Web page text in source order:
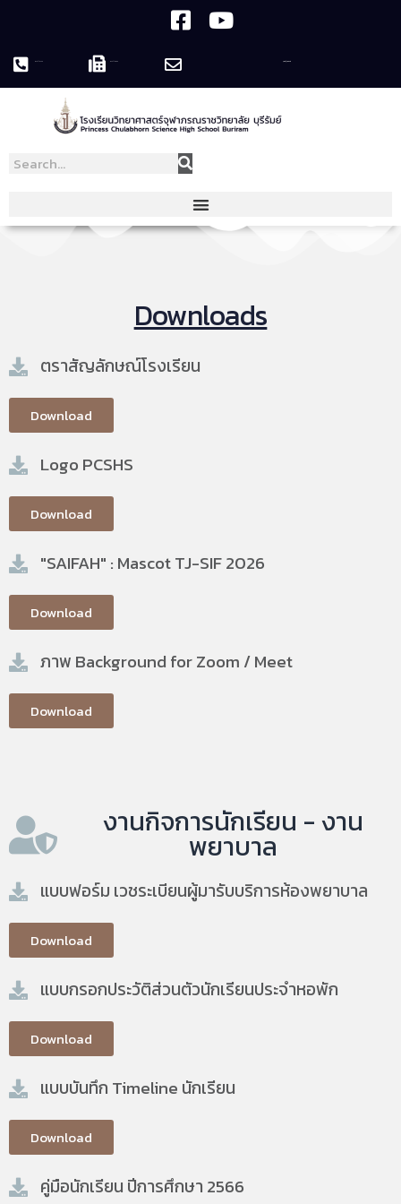
Downloads
ตราสัญลักษณ์โรงเรียน
Download
Logo PCSHS
Download
"SAIFAH" : Mascot TJ-SIF 2026
Download
ภาพ Background for Zoom / Meet
Download
งานกิจการนักเรียน - งาน
พยาบาล
แบบฟอร์ม เวชระเบียนผู้มารับบริการห้องพยาบาล
Download
แบบกรอกประวัติส่วนตัวนักเรียนประจำหอพัก
Download
แบบบันทึก Timeline นักเรียน
Download
คู่มือนักเรียน ปีการศึกษา 2566